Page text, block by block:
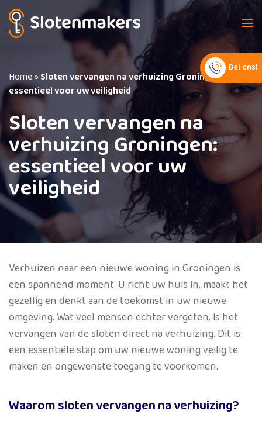
Home»Sloten vervangen na verhuizing Groningen:
essentieel voor uw veiligheid
Sloten vervangen na
verhuizing Groningen:
essentieel voor uw
veiligheid
Verhuizen naar een nieuwe woning in Groningen is
een spannend moment. U richt uw huis in, maakt het
gezellig en denkt aan de toekomst in uw nieuwe
omgeving. Wat veel mensen echter vergeten, is het
vervangen van de sloten direct na verhuizing. Dit is
een essentiële stap om uw nieuwe woning veilig te
maken en ongewenste toegang te voorkomen.
Waarom sloten vervangen na verhuizing?
Bel ons!